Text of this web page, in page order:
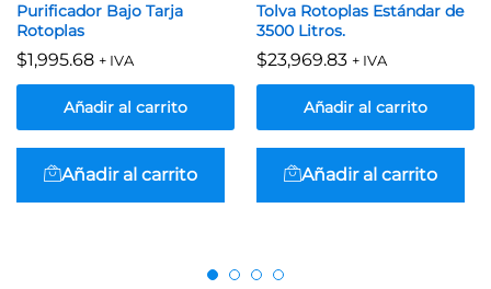
Purificador Bajo Tarja
Rotoplas
$1,995.68 + IVA
Añadir al carrito
Añadir al carrito
Tolva Rotoplas Estándar de
3500 Litros.
$23,969.83 + IVA
Añadir al carrito
Añadir al carrito